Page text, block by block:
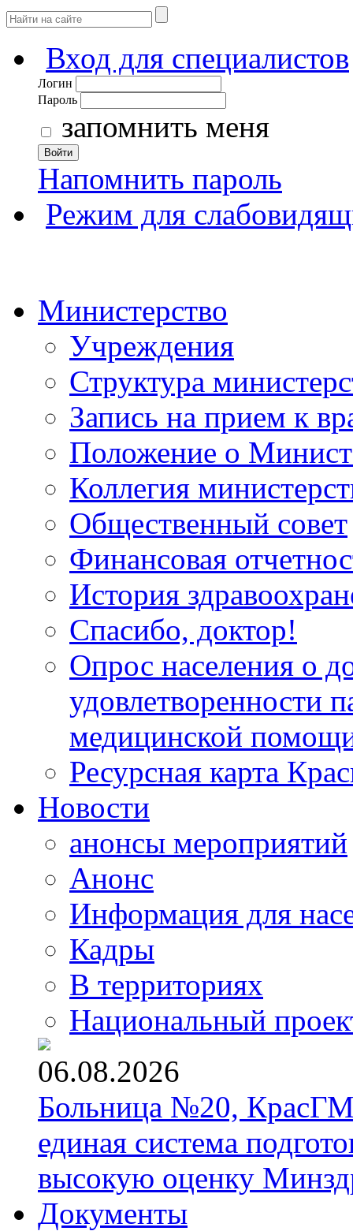
Вход для специалистов
Логин
Пароль
запомнить меня
Войти
Напомнить пароль
Режим для
Министерство
Учреждения
Структура
Запись на прием к
Положение о
Коллегия
Общественный совет
Финансовая
История
Спасибо, доктор!
Опрос населения о
удовлетворенности
медицинской
Ресурсная карта
Новости
анонсы мероприятий
Анонс
Информация для
Кадры
В территориях
Национальный
06.08.2026
Больница №20,
единая система
высокую оценку
Документы